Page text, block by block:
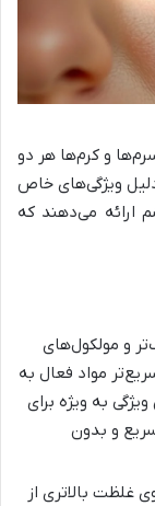
و کرم‌ها هر دو
ویژگی‌های خاص
ارائه می‌دهند که
و مولکول‌های
مواد فعال به
به ویژه برای
و بدون
غلظت بالاتری از